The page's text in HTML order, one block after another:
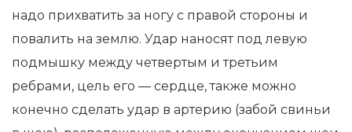
надо прихватить за ногу с правой стороны и
повалить на землю. Удар наносят под левую
подмышку между четвертым и третьим
ребрами, цель его — сердце, также можно
конечно сделать удар в артерию (забой свиньи